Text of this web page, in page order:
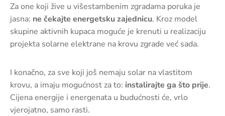
Za one koji žive u višestambenim zgradama poruka je
jasna: ne čekajte energetsku zajednicu. Kroz model
skupine aktivnih kupaca moguće je krenuti u realizaciju
projekta solarne elektrane na krovu zgrade već sada.
I konačno, za sve koji još nemaju solar na vlastitom
krovu, a imaju mogućnost za to: instalirajte ga što prije.
Cijena energije i energenata u budućnosti će, vrlo
vjerojatno, samo rasti.